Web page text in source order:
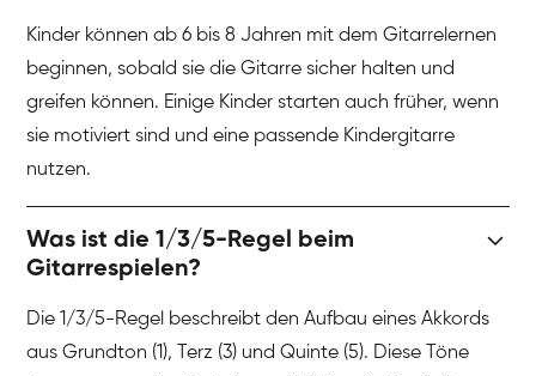
Kinder können ab 6 bis 8 Jahren mit dem Gitarrelernen
beginnen, sobald sie die Gitarre sicher halten und
greifen können. Einige Kinder starten auch früher, wenn
sie motiviert sind und eine passende Kindergitarre
nutzen.
Was ist die 1/3/5-Regel beim
Gitarrespielen?
Die 1/3/5-Regel beschreibt den Aufbau eines Akkords
aus Grundton (1), Terz (3) und Quinte (5). Diese Töne